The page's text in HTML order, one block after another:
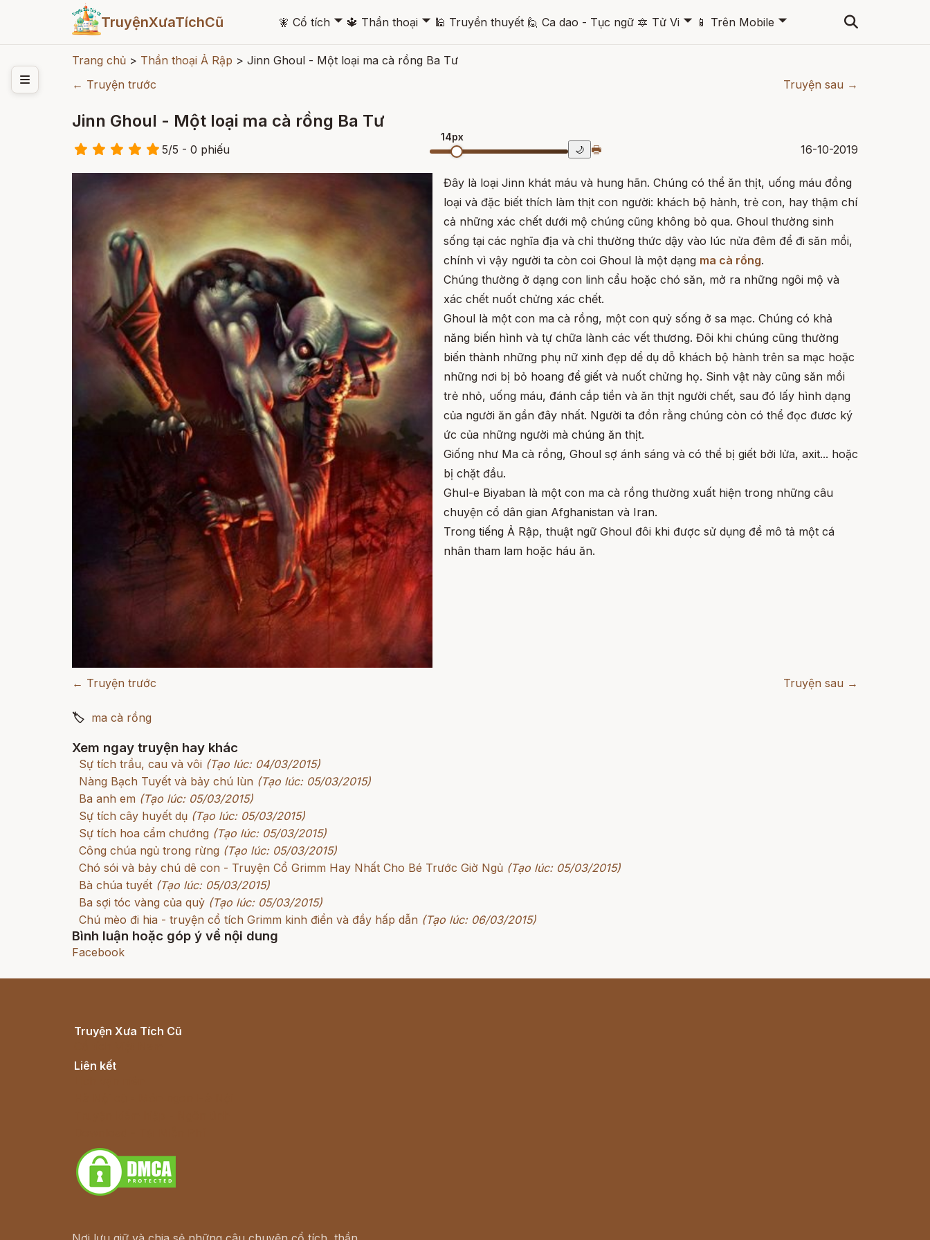
TruyệnXưaTíchCũ 🧚 Cổ tích 🞃 🔱 Thần thoại 🞃 🕌 Truyền thuyết 🙋 Ca dao - Tục ngữ 🔯 Tử Vi 🞃 📱 Trên Mobile 🞃
Trang chủ > Thần thoại Ả Rập > Jinn Ghoul - Một loại ma cà rồng Ba Tư
← Truyện trước
Truyện sau →
Jinn Ghoul - Một loại ma cà rồng Ba Tư
5/5 - 0 phiếu
14px
🌙 🖶 16-10-2019
Đây là loại Jinn khát máu và hung hãn. Chúng có thể ăn thịt, uống máu đồng
loại và đặc biết thích làm thịt con người: khách bộ hành, trẻ con, hay thậm chí
cả những xác chết dưới mộ chúng cũng không bỏ qua. Ghoul thường sinh
sống tại các nghĩa địa và chỉ thường thức dậy vào lúc nửa đêm để đi săn mồi,
chính vì vậy người ta còn coi Ghoul là một dạng ma cà rồng.
Chúng thường ở dạng con linh cẩu hoặc chó săn, mở ra những ngôi mộ và
xác chết nuốt chửng xác chết.
Ghoul là một con ma cà rồng, một con quỷ sống ở sa mạc. Chúng có khả
năng biến hình và tự chữa lành các vết thương. Đôi khi chúng cũng thường
biến thành những phụ nữ xinh đẹp dể dụ dỗ khách bộ hành trên sa mạc hoặc
những nơi bị bỏ hoang để giết và nuốt chửng họ. Sinh vật này cũng săn mồi
trẻ nhỏ, uống máu, đánh cắp tiền và ăn thịt người chết, sau đó lấy hình dạng
của người ăn gần đây nhất. Người ta đồn rằng chúng còn có thể đọc đươc ký
ức của những người mà chúng ăn thịt.
Giống như Ma cà rồng, Ghoul sợ ánh sáng và có thể bị giết bởi lửa, axit... hoặc
bị chặt đầu.
Ghul-e Biyaban là một con ma cà rồng thường xuất hiện trong những câu
chuyện cổ dân gian Afghanistan và Iran.
Trong tiếng Ả Rập, thuật ngữ Ghoul đôi khi được sử dụng để mô tả một cá
nhân tham lam hoặc háu ăn.
← Truyện trước Truyện sau →
🏷 ma cà rồng
Xem ngay truyện hay khác
Sự tích trầu, cau và vôi (Tạo lúc: 04/03/2015)
Nàng Bạch Tuyết và bảy chú lùn (Tạo lúc: 05/03/2015)
Ba anh em (Tạo lúc: 05/03/2015)
Sự tích cây huyết dụ (Tạo lúc: 05/03/2015)
Sự tích hoa cẩm chướng (Tạo lúc: 05/03/2015)
Công chúa ngủ trong rừng (Tạo lúc: 05/03/2015)
Chó sói và bảy chú dê con - Truyện Cổ Grimm Hay Nhất Cho Bé Trước Giờ Ngủ (Tạo lúc: 05/03/2015)
Bà chúa tuyết (Tạo lúc: 05/03/2015)
Ba sợi tóc vàng của quỷ (Tạo lúc: 05/03/2015)
Chú mèo đi hia - truyện cổ tích Grimm kinh điển và đầy hấp dẫn (Tạo lúc: 06/03/2015)
Bình luận hoặc góp ý về nội dung
Facebook
Truyện Xưa Tích Cũ
Liên kết